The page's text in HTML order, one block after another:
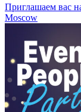
Приглашаем вас
Moscow